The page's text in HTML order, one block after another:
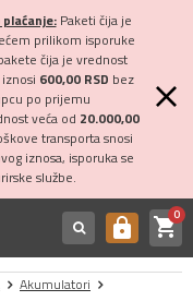
Paketi čija je
prilikom isporuke
čija je vrednost
600,00 RSD bez
po prijemu
veća od 20.000,00
transporta snosi
iznosa, isporuka se
službe.
https shopping_cart0
Akumulatori